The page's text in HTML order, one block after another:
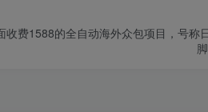
收费1588的全自动海外众包项目，号称